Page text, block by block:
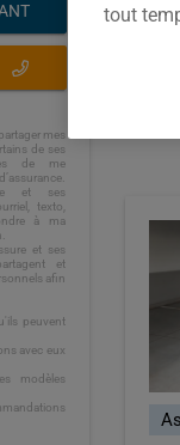
mes
de ses
de me
et ses
texto,
à ma
et ses
et
afin
peuvent
avec eux
modèles
tout